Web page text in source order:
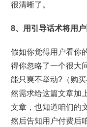
很清晰了。
8、用引导话术将用
假如你觉得用户看你
得你忽略了一个很大
能只爽不举动?（购
然需求给这篇文章加
文章，也知道咱们的
然后告知用户付费后